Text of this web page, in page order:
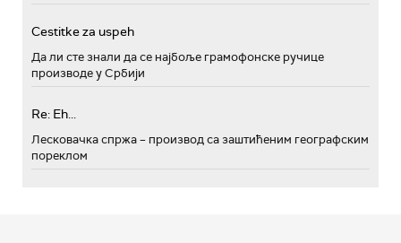
Cestitke za uspeh
Да ли сте знали да се најбоље грамофонске ручице
производе у Србији
Re: Eh...
Лесковачка спржа – производ са заштићеним географским
пореклом